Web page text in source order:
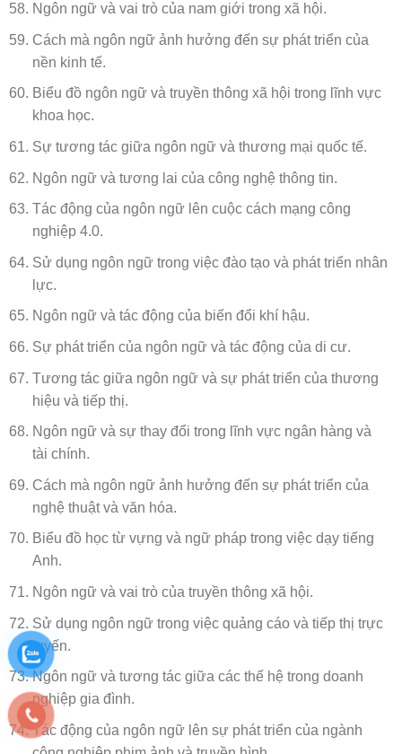
Ngôn ngữ và vai trò của nam giới trong xã hội.
Cách mà ngôn ngữ ảnh hưởng đến sự phát triển của
nền kinh tế.
Biểu đồ ngôn ngữ và truyền thông xã hội trong lĩnh vực
khoa học.
Sự tương tác giữa ngôn ngữ và thương mại quốc tế.
Ngôn ngữ và tương lai của công nghệ thông tin.
Tác động của ngôn ngữ lên cuộc cách mạng công
nghiệp 4.0.
Sử dụng ngôn ngữ trong việc đào tạo và phát triển nhân
lực.
Ngôn ngữ và tác động của biến đổi khí hậu.
Sự phát triển của ngôn ngữ và tác động của di cư.
Tương tác giữa ngôn ngữ và sự phát triển của thương
hiệu và tiếp thị.
Ngôn ngữ và sự thay đổi trong lĩnh vực ngân hàng và
tài chính.
Cách mà ngôn ngữ ảnh hưởng đến sự phát triển của
nghệ thuật và văn hóa.
Biểu đồ học từ vựng và ngữ pháp trong việc dạy tiếng
Anh.
Ngôn ngữ và vai trò của truyền thông xã hội.
Sử dụng ngôn ngữ trong việc quảng cáo và tiếp thị trực
tuyến.
Ngôn ngữ và tương tác giữa các thế hệ trong doanh
nghiệp gia đình.
Tác động của ngôn ngữ lên sự phát triển của ngành